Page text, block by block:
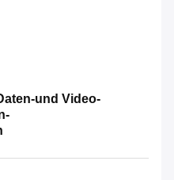
und Video-